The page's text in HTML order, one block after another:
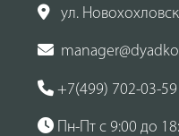
ул.
+7(499) 702-03-59
Пн-Пт с 9:00 до